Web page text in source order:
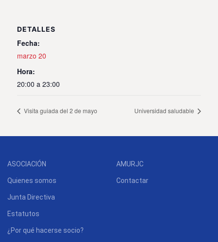
DETALLES
Fecha:
marzo 20
Hora:
20:00 a 23:00
Visita guiada del 2 de mayo Universidad saludable
ASOCIACIÓN
Quienes somos
Junta Directiva
Estatutos
¿Por qué hacerse socio?
AMURJC
Contactar